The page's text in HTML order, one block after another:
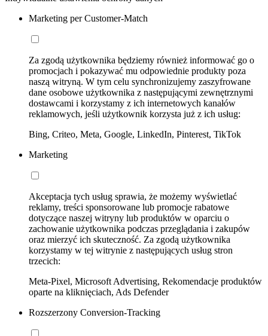
Marketing per Customer-Match
Za zgodą użytkownika będziemy również informować go o
promocjach i pokazywać mu odpowiednie produkty poza
naszą witryną. W tym celu synchronizujemy zaszyfrowane
dane osobowe użytkownika z następującymi zewnętrznymi
dostawcami i korzystamy z ich internetowych kanałów
reklamowych, jeśli użytkownik korzysta już z ich usług:
Bing, Criteo, Meta, Google, LinkedIn, Pinterest, TikTok
Marketing
Akceptacja tych usług sprawia, że możemy wyświetlać
reklamy, treści sponsorowane lub promocje rabatowe
dotyczące naszej witryny lub produktów w oparciu o
zachowanie użytkownika podczas przeglądania i zakupów
oraz mierzyć ich skuteczność. Za zgodą użytkownika
korzystamy w tej witrynie z następujących usług stron
trzecich:
Meta-Pixel, Microsoft Advertising, Rekomendacje produktów
oparte na kliknięciach, Ads Defender
Rozszerzony Conversion-Tracking